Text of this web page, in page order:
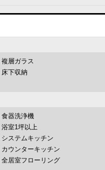
複層ガラス
床下収納
食器洗浄機
浴室1坪以上
システムキッチン
カウンターキッチン
全居室フローリング